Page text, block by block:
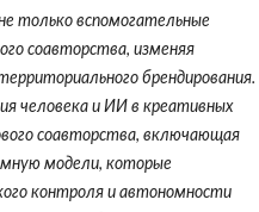
только вспомогательные
соавторства, изменяя
брендирования.
человека и ИИ в креативных
соавторства, включающая
модели, которые
контроля и автономности